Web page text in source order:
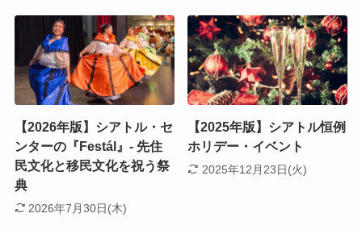
【2026年版】シアトル・セ
ンターの『Festál』- 先住
民文化と移民文化を祝う祭
典
2026年7月30日(木)
【2025年版】シアトル恒例
ホリデー・イベント
2025年12月23日(火)